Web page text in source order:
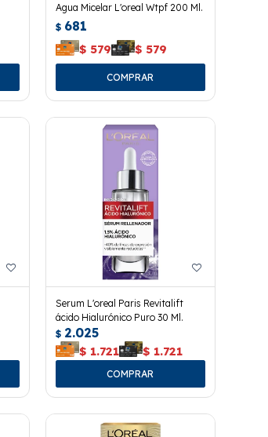
Agua Micelar L'oreal Wtpf 200 Ml.
$ 681
$ 579 $ 579
Serum L'oreal Paris Revitalift
ácido Hialurónico Puro 30 Ml.
$ 2.025
$ 1.721 $ 1.721